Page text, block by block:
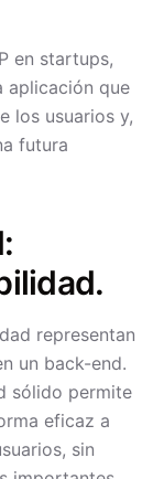
en startups,
aplicación que
los usuarios y,
futura
representan
un back-end.
sólido permite
eficaz a
sin